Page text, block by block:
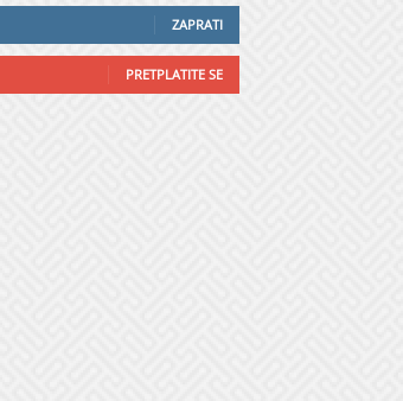
ZAPRATI
PRETPLATITE SE